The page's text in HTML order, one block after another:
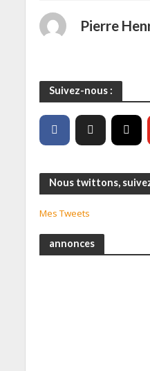
Pierre
Suivez-nous :
Nous twittons,
Mes Tweets
annonces